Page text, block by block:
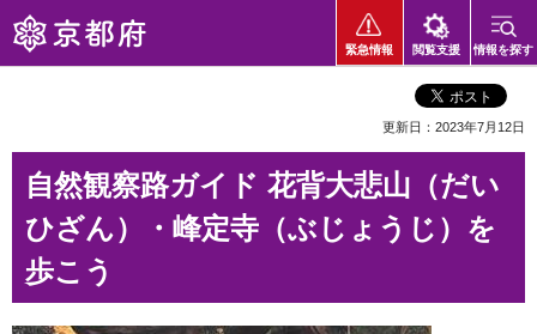
京都府
緊急情報 閲覧支援 情報を探す
更新日：2023年7月12日
自然観察路ガイド 花背大悲山（だい
ひざん）・峰定寺（ぶじょうじ）を
歩こう